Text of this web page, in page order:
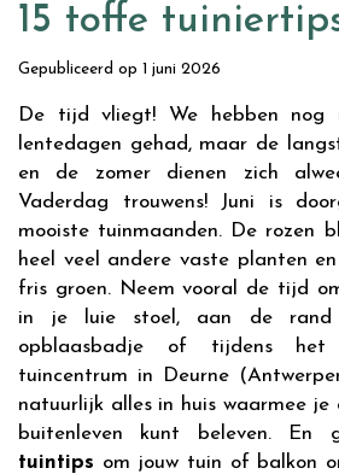
15 toffe
Gepubliceerd op 1 juni 2026
De tijd vliegt! We hebben nog
lentedagen gehad, maar de
en de zomer dienen zich
Vaderdag trouwens! Juni is
mooiste tuinmaanden. De rozen
heel veel andere vaste planten
fris groen. Neem vooral de tijd
in je luie stoel, aan de
opblaasbadje of tijdens het
tuincentrum in Deurne
natuurlijk alles in huis waarmee
buitenleven kunt beleven.
tuintips om jouw tuin of balkon